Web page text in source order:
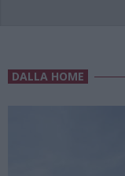
DALLA HOME